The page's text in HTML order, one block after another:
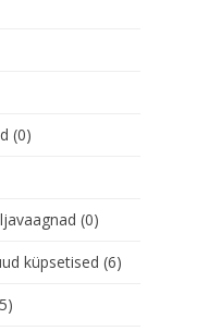
(0)
(0)
küpsetised (6)